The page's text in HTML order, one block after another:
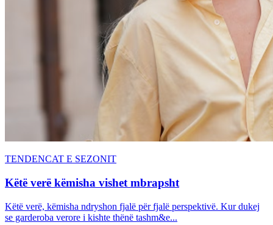
TENDENCAT E SEZONIT
Këtë verë këmisha vishet mbrapsht
Këtë verë, këmisha ndryshon fjalë për fjalë perspektivë. Kur dukej
se garderoba verore i kishte thënë tashm&e...